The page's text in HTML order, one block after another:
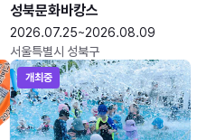
성북문화바캉스
2026.07.25~2026.08.09
서울특별시 성북구
개최중